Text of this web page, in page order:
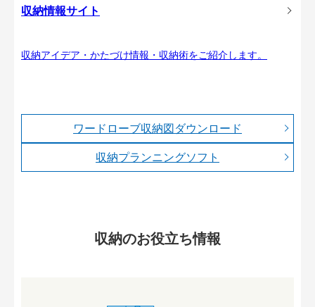
収納情報サイト
収納アイデア・かたづけ情報・収納術をご紹介します。
ワードローブ収納図ダウンロード
収納プランニングソフト
収納のお役立ち情報